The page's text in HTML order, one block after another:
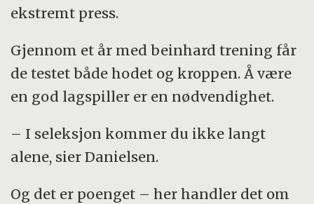
ekstremt press.
Gjennom et år med beinhard trening får
de testet både hodet og kroppen. Å være
en god lagspiller er en nødvendighet.
– I seleksjon kommer du ikke langt
alene, sier Danielsen.
Og det er poenget – her handler det om